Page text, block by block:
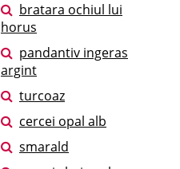
bratara ochiul lui
horus
pandantiv ingeras
argint
turcoaz
cercei opal alb
smarald